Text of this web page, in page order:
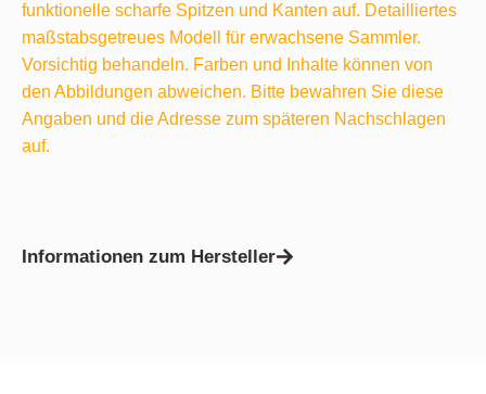
funktionelle scharfe Spitzen und Kanten auf. Detailliertes
maßstabsgetreues Modell für erwachsene Sammler.
Vorsichtig behandeln. Farben und Inhalte können von
den Abbildungen abweichen. Bitte bewahren Sie diese
Angaben und die Adresse zum späteren Nachschlagen
auf.
Informationen zum Hersteller